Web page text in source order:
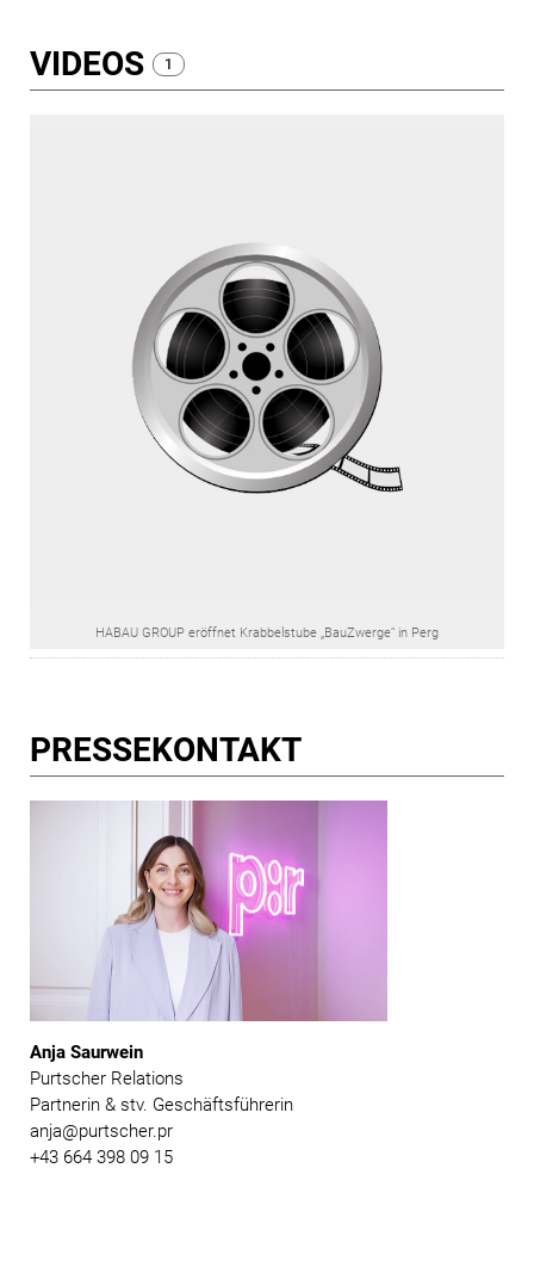
VIDEOS 1
HABAU GROUP eröffnet Krabbelstube „BauZwerge“ in Perg
PRESSE­KONTAKT
Anja Saurwein
Purtscher Relations
Partnerin & stv. Geschäftsführerin
anja@purtscher.pr
+43 664 398 09 15